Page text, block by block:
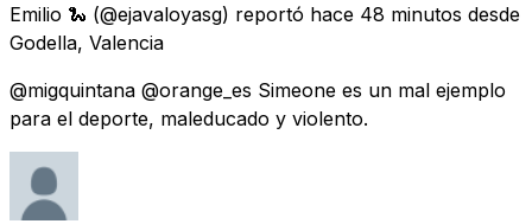
Emilio 🐍 (@ejavaloyasg) reportó hace 48 minutos desde
Godella, Valencia
@migquintana @orange_es Simeone es un mal ejemplo
para el deporte, maleducado y violento.